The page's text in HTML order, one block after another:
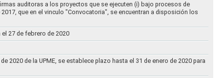
auditoras a los proyectos que se ejecuten (i) bajo procesos de
que en el vinculo "Convocatoria", se encuentran a disposición los
27 de febrero de 2020
2020 de la UPME, se establece plazo hasta el 31 de enero de 2020 para